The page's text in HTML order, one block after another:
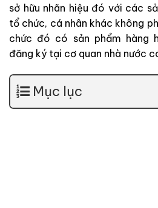
sở hữu nhãn hiệu đó với các
tổ chức, cá nhân khác không
chức đó có sản phẩm hàng
đăng ký tại cơ quan nhà nước
Mục lục